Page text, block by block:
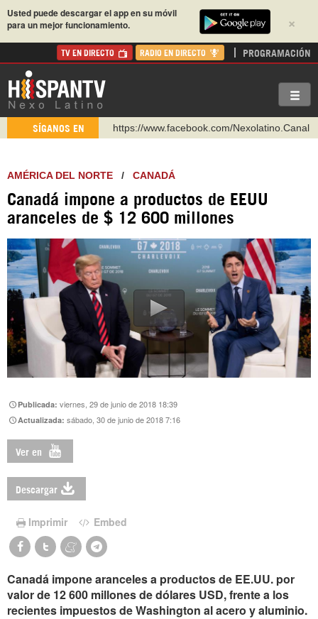
×
Usted puede descargar el app en su móvil
para un mejor funcionamiento.
TV EN DIRECTO RADIO EN DIRECTO PROGRAMACIÓN
SÍGANOS EN https://www.facebook.com/Nexolatino.Canal
https://www.youtube.com/@nexo_latino
https://t.me/hispantvcanal
https://urmedium.com/c/hispantv
WhatsApp y Viber: +98 921 79 29 404
AMÉRICA DEL NORTE / CANADÁ
Canadá impone a productos de EEUU
aranceles de $ 12 600 millones
Publicada:viernes, 29 de junio de 2018 18:39
Actualizada:sábado, 30 de junio de 2018 7:16
Ver en
Descargar
Imprimir Embed
Canadá impone aranceles a productos de EE.UU. por
valor de 12 600 millones de dólares USD, frente a los
recientes impuestos de Washington al acero y aluminio.